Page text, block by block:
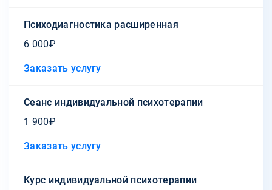
Психодиагностика расширенная
6 000₽
Заказать услугу
Сеанс индивидуальной психотерапии
1 900₽
Заказать услугу
Курс индивидуальной психотерапии